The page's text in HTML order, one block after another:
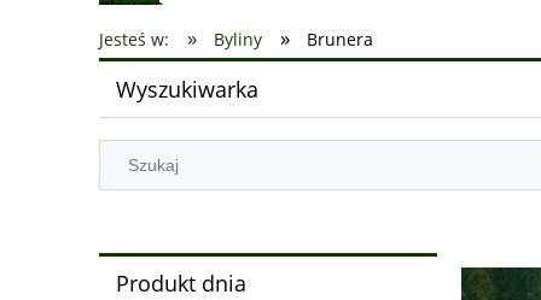
Jesteś w: » Byliny » Brunera
Wyszukiwarka
Produkt dnia